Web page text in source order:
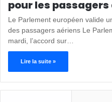
pour les
Le Parlement européen valide
des passagers aériens Le
mardi, l’accord sur…
Lire la suite »